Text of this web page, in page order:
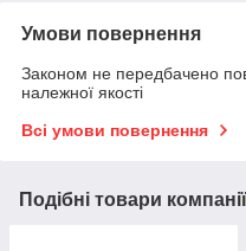
Умови повернення
Законом не передбачено
належної якості
Всі умови повернення
Подібні товари компанії